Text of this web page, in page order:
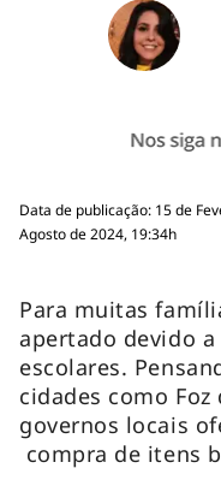
Data de publicação: 15 de
Agosto de 2024, 19:34h
Para muitas
apertado devido
escolares.
cidades como
governos locais
compra de itens